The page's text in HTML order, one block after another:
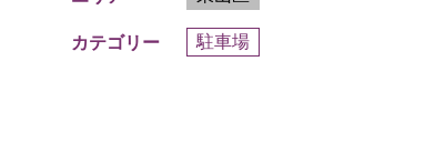
カテゴリー 駐車場